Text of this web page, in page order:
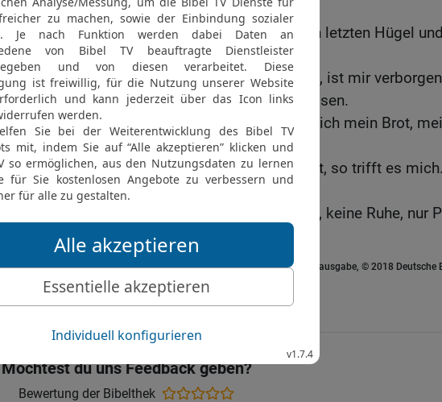
viel mehr als alle Schätze.
22 Sie freuen sich auf ihren letzten Hügel
Gedanken an ihr Grab.
23 Wohin mein Leben führt, ist mir
hält Gott mich eingeschlossen.
Nur unter Stöhnen esse ich mein Brot,
auf, es fließt wie Wasser.
25 Hab ich vor etwas Angst, so trifft es
das kommt bestimmt.
Ich habe keinen Frieden, keine Ruhe, nur
fällt mich an.«
Gute Nachricht Bibel, durchgesehene Neuausgabe, © 2018
Möchtest du uns Feedback geben?
Bewertung der Bibelthek